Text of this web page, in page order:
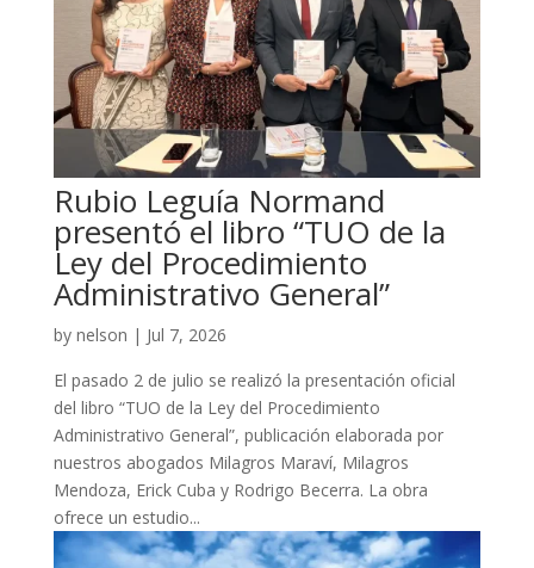
Rubio Leguía Normand
presentó el libro “TUO de la
Ley del Procedimiento
Administrativo General”
by nelson | Jul 7, 2026
El pasado 2 de julio se realizó la presentación oficial
del libro “TUO de la Ley del Procedimiento
Administrativo General”, publicación elaborada por
nuestros abogados Milagros Maraví, Milagros
Mendoza, Erick Cuba y Rodrigo Becerra. La obra
ofrece un estudio...